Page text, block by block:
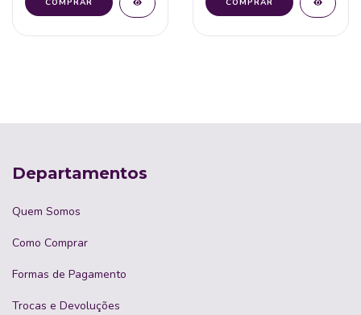
Departamentos
Quem Somos
Como Comprar
Formas de Pagamento
Trocas e Devoluções